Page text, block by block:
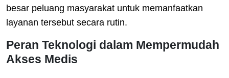
besar peluang masyarakat untuk memanfaatkan
layanan tersebut secara rutin.
Peran Teknologi dalam Mempermudah
Akses Medis